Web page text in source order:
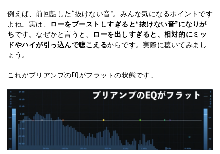
例えば、前回話した“抜けない音”。みんな気になるポイントです
よね。実は、 ローをブーストしすぎると“抜けない音”になりが
ちです。なぜかと言うと、 ローを出しすぎると、相対的にミッ
ドやハイが引っ込んで聴こえるからです。実際に聴いてみまし
ょう。
これがプリアンプのEQがフラットの状態です。